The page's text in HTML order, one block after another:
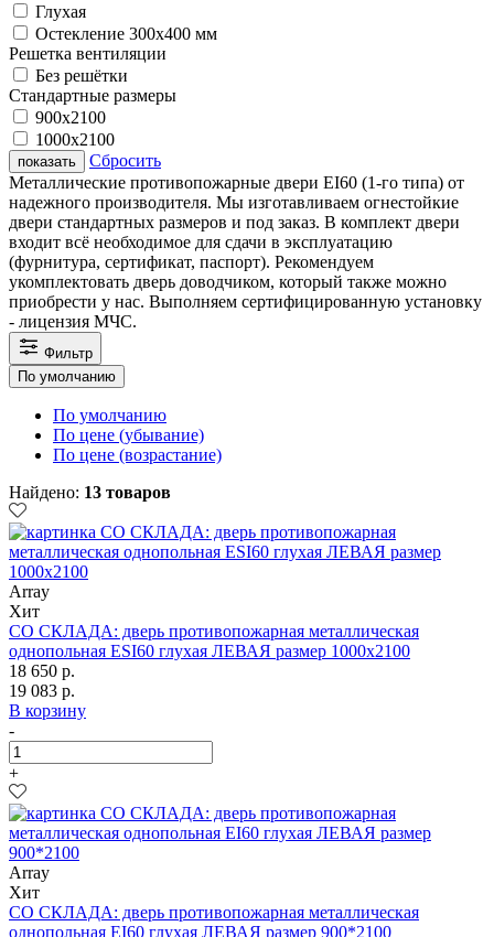
Глухая
Остекление 300х400 мм
Решетка вентиляции
Без решётки
Стандартные размеры
900х2100
1000х2100
показать
Сбросить
Металлические противопожарные двери EI60 (1-го типа) от
надежного производителя. Мы изготавливаем огнестойкие
двери стандартных размеров и под заказ. В комплект двери
входит всё необходимое для сдачи в эксплуатацию
(фурнитура, сертификат, паспорт). Рекомендуем
укомплектовать дверь доводчиком, который также можно
приобрести у нас. Выполняем сертифицированную установку
- лицензия МЧС.
Фильтр
По умолчанию
По умолчанию
По цене (убывание)
По цене (возрастание)
Найдено: 13 товаров
Array
Хит
СО СКЛАДА: дверь противопожарная металлическая
однопольная ESI60 глухая ЛЕВАЯ размер 1000х2100
18 650 р.
19 083 р.
В корзину
-
+
Array
Хит
СО СКЛАДА: дверь противопожарная металлическая
однопольная EI60 глухая ЛЕВАЯ размер 900*2100